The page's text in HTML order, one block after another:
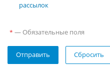
рассылок
* — Обязательные поля
Отправить Сбросить